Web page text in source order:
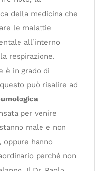
della medicina che
le malattie
all’interno
respirazione.
è in grado di
può risalire ad
per venire
male e non
oppure hanno
perché non